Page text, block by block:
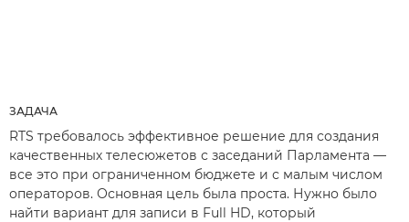
ЗАДАЧА
RTS требовалось эффективное решение для создания
качественных телесюжетов с заседаний Парламента —
все это при ограниченном бюджете и с малым числом
операторов. Основная цель была проста. Нужно было
найти вариант для записи в Full HD, который